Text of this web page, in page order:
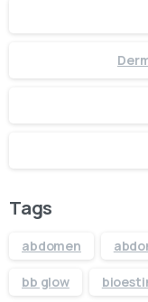
Tags
abdomen
bb glow